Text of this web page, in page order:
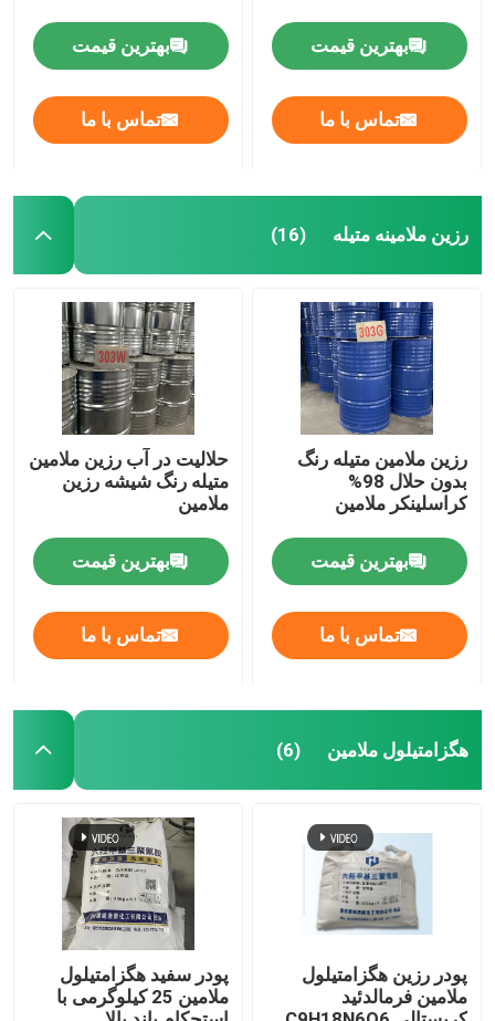
بهترین قیمت
تماس با ما
بهترین قیمت
تماس با ما
رزین ملامینه متیله (16)
رزین ملامین متیله رنگ
بدون حلال 98%
کراسلینکر ملامین
بهترین قیمت
تماس با ما
حلالیت در آب رزین ملامین
متیله رنگ شیشه رزین
ملامین
بهترین قیمت
تماس با ما
هگزامتیلول ملامین (6)
پودر رزین هگزامتیلول
ملامین فرمالدئید
پودر سفید هگزامتیلول
ملامین 25 کیلوگرمی با